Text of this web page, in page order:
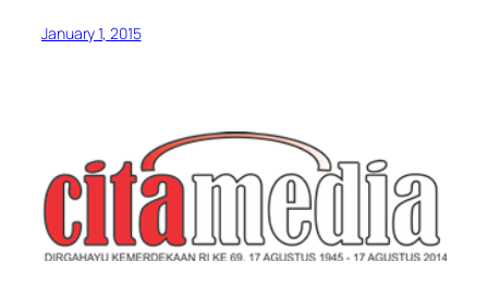
January 1, 2015